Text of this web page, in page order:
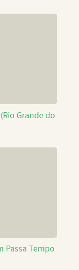
Grande do
Passa Tempo